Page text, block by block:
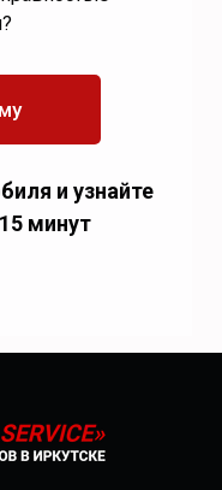
и узнайте
минут